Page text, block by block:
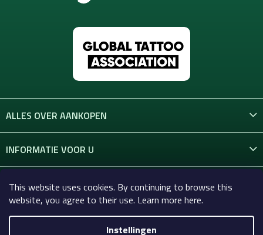
This website uses cookies. By continuing to browse this
website, you agree to their use. Learn more here.
Instellingen
n
ALLES OVER AANKOPEN
INFORMATIE VOOR U
CONTACT